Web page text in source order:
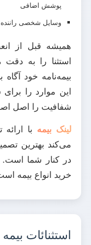
پوشش اضافی
وسایل شخصی
همیشه قبل از
استثنا را به
بیمه‌نامه خود آگاه
این موارد را
شفافیت را اصل
لینک بیمه با
می‌کند بهترین
در کنار شما
خرید انواع بیمه
استثنائات